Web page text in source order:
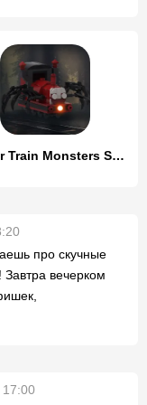
Spider Train Monsters Survival
про скучные
Завтра вечерком